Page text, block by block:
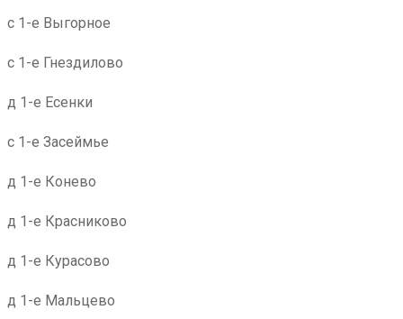
с 1-е Выгорное
с 1-е Гнездилово
д 1-е Есенки
с 1-е Засеймье
д 1-е Конево
д 1-е Красниково
д 1-е Курасово
д 1-е Мальцево